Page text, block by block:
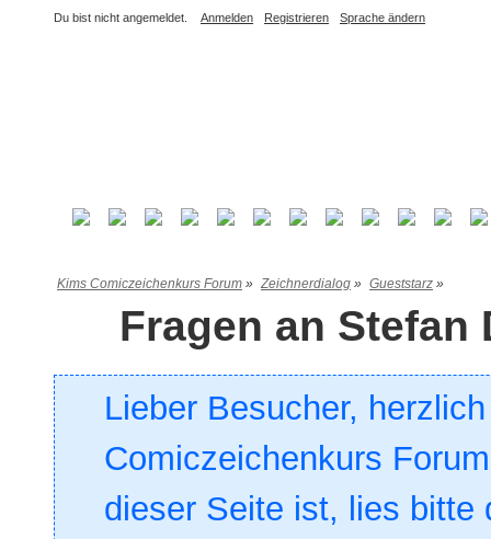
Du bist nicht angemeldet. Anmelden Registrieren Sprache ändern
Kims Comiczeichenkurs Forum » Zeichnerdialog » Gueststarz »
Fragen an Stefan
Lieber Besucher,
Comiczeichenkurs
dieser Seite ist, lies bitte